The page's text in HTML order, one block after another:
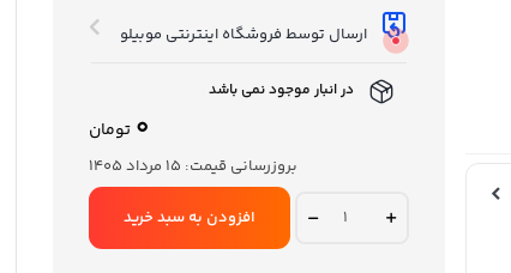
ارسال توسط فروشگاه اینترنتی موبیلو
در انبار موجود نمی باشد
0 تومان
بروزرسانی قیمت: 15 مرداد 1405
هدفون
بی‌سیم افزودن به سبد خرید